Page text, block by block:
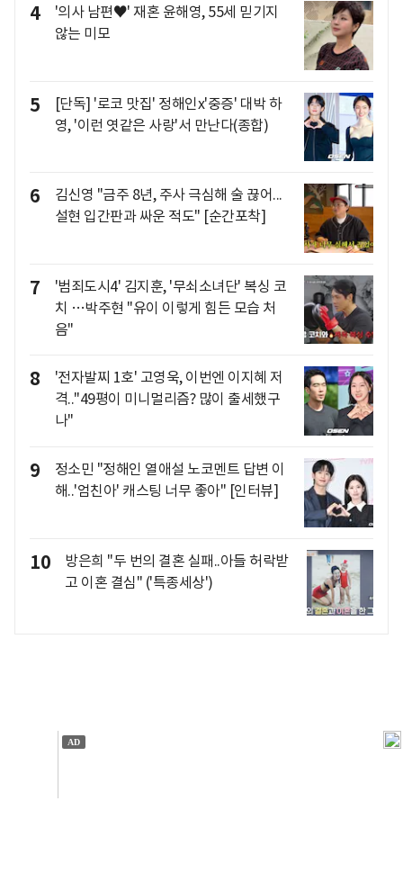
4
'의사 남편♥' 재혼 윤해영, 55세 믿기지
않는 미모
5
[단독] '로코 맛집' 정해인x'중증' 대박 하
영, '이런 엿같은 사랑'서 만난다(종합)
6
김신영 "금주 8년, 주사 극심해 술 끊어...
설현 입간판과 싸운 적도" [순간포착]
7
'범죄도시4' 김지훈, '무쇠소녀단' 복싱 코
치 …박주현 "유이 이렇게 힘든 모습 처
음"
8
'전자발찌 1호' 고영욱, 이번엔 이지혜 저
격.."49평이 미니멀리즘? 많이 출세했구
나"
9
정소민 "정해인 열애설 노코멘트 답변 이
해..'엄친아' 캐스팅 너무 좋아" [인터뷰]
10
방은희 "두 번의 결혼 실패..아들 허락받
고 이혼 결심" ('특종세상')